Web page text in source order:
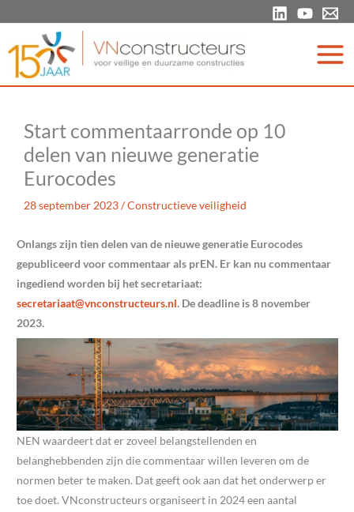
de
inhoud
Start commentaarronde op 10
delen van nieuwe generatie
Eurocodes
28 september 2023/Constructieve veiligheid
Onlangs zijn tien delen van de nieuwe generatie Eurocodes
gepubliceerd voor commentaar als prEN. Er kan nu commentaar
ingediend worden bij het secretariaat:
ln.sruetcurtsnocnv
@taairaterces
. De deadline is 8 november
2023.
NEN waardeert dat er zoveel belangstellenden en
belanghebbenden zijn die commentaar willen leveren om de
normen beter te maken. Dat geeft ook aan dat het onderwerp er
toe doet. VNconstructeurs organiseert in 2024 een aantal